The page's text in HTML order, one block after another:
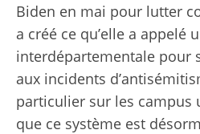
Biden en mai pour lutter
a créé ce qu’elle a appelé
interdépartementale pour
aux incidents
particulier sur les campus
que ce système est